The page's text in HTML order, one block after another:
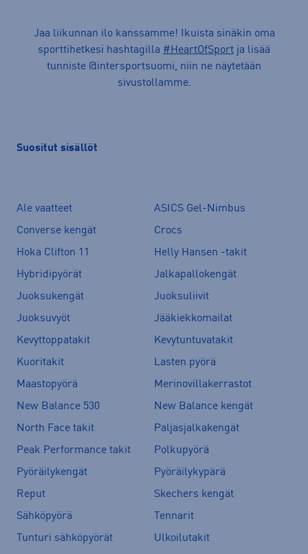
Jaa liikunnan ilo kanssamme! Ikuista sinäkin oma
sporttihetkesi hashtagilla #HeartOfSport ja lisää
tunniste @intersportsuomi, niin ne näytetään
sivustollamme.
Suositut sisällöt
Ale vaatteet
ASICS Gel-Nimbus
Converse kengät
Crocs
Hoka Clifton 11
Helly Hansen -takit
Hybridipyörät
Jalkapallokengät
Juoksukengät
Juoksuliivit
Juoksuvyöt
Jääkiekkomailat
Kevyttoppatakit
Kevytuntuvatakit
Kuoritakit
Lasten pyörä
Maastopyörä
Merinovillakerrastot
New Balance 530
New Balance kengät
North Face takit
Paljasjalkakengät
Peak Performance takit
Polkupyörä
Pyöräilykengät
Pyöräilykypärä
Reput
Skechers kengät
Sähköpyörä
Tennarit
Tunturi sähköpyörät
Ulkoilutakit